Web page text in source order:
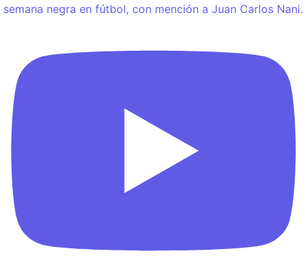
semana negra en fútbol, con mención a Juan Carlos Nani.